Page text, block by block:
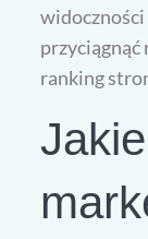
ranking